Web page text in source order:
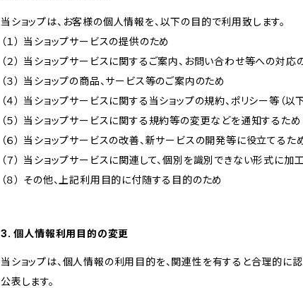
当ショップは、お客様の個人情報を、以下の目的で利用致します。
（１） 当ショップサービスの提供のため
（２） 当ショップサービスに関するご案内、お問い合わせ等への対応
（３） 当ショップの商品、サービス等のご案内のため
（４） 当ショップサービスに関する当ショップの規約、ポリシー等（
（５） 当ショップサービスに関する規約等の変更などを通知するため
（６） 当ショップサービスの改善、新サービスの開発等に役立てるた
（７） 当ショップサービスに関連して、個別を識別できない形式に
（８） その他、上記利用目的に付随する目的のため
3. 個人情報利用目的の変更
当ショップは、個人情報の利用目的を、関連性を有すると合理的
公表します。